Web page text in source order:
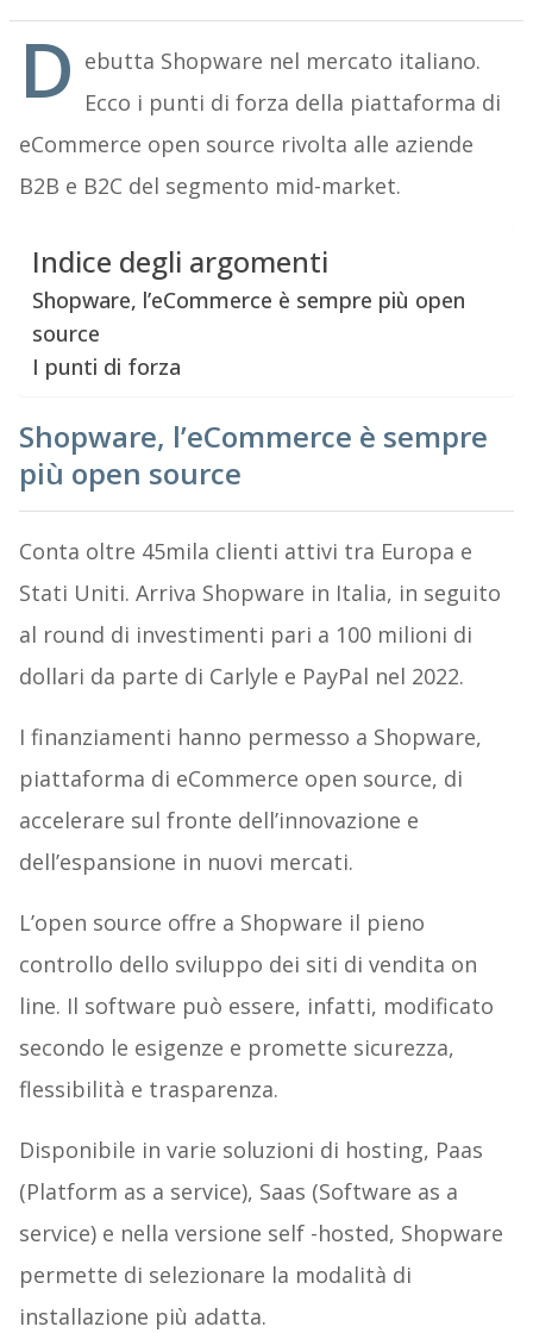
D ebutta Shopware nel mercato italiano.
Ecco i punti di forza della piattaforma di
eCommerce open source rivolta alle aziende
B2B e B2C del segmento mid-market.
Indice degli argomenti
Shopware, l’eCommerce è sempre più open
source
I punti di forza
Shopware, l’eCommerce è sempre
più open source
Conta oltre 45mila clienti attivi tra Europa e
Stati Uniti. Arriva Shopware in Italia, in seguito
al round di investimenti pari a 100 milioni di
dollari da parte di Carlyle e PayPal nel 2022.
I finanziamenti hanno permesso a Shopware,
piattaforma di eCommerce open source, di
accelerare sul fronte dell’innovazione e
dell’espansione in nuovi mercati.
L’open source offre a Shopware il pieno
controllo dello sviluppo dei siti di vendita on
line. Il software può essere, infatti, modificato
secondo le esigenze e promette sicurezza,
flessibilità e trasparenza.
Disponibile in varie soluzioni di hosting, Paas
(Platform as a service), Saas (Software as a
service) e nella versione self -hosted, Shopware
permette di selezionare la modalità di
installazione più adatta.